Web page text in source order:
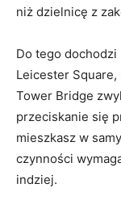
niż dzielnicę z
Do tego
Leicester
Tower Bridge
przeciskanie się
mieszkasz w
czynności
indziej.